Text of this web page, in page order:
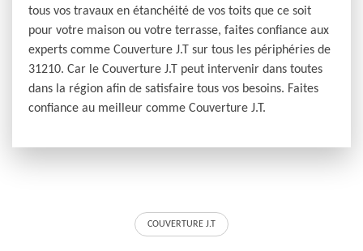
tous vos travaux en étanchéité de vos toits que ce soit
pour votre maison ou votre terrasse, faites confiance aux
experts comme Couverture J.T sur tous les périphéries de
31210. Car le Couverture J.T peut intervenir dans toutes
dans la région afin de satisfaire tous vos besoins. Faites
confiance au meilleur comme Couverture J.T.
COUVERTURE J.T